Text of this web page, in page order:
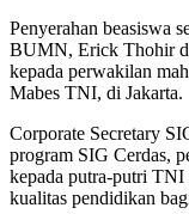
Penyerahan beasiswa
BUMN, Erick Thohir
kepada perwakilan
Mabes TNI, di Jakarta.
Corporate Secretary
program SIG Cerdas,
kepada putra-putri TNI
kualitas pendidikan